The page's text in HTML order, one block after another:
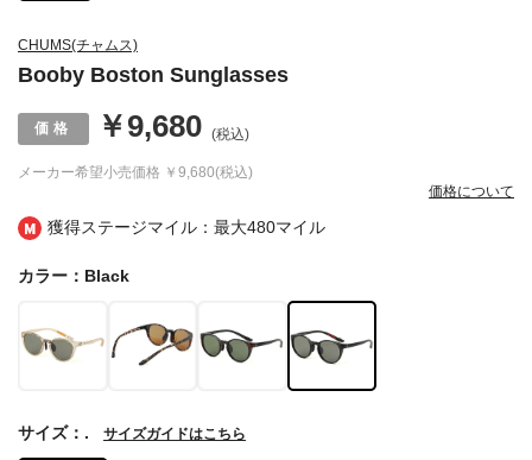
獲得ステージマイル：最大480マイル
CHUMS(チャムス)
Booby Boston Sunglasses
メーカー希望小売価格 ￥9,680(税込)
￥9,680 (税込)
価格について
カラー：Black
サイズ：. サイズガイドはこちら